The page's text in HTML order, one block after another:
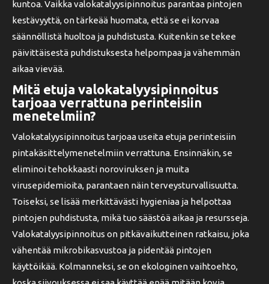
kuntoa. Vaikka valokatalyysipinnoitus parantaa pintojen
kestävyyttä, on tärkeää huomata, että se ei korvaa
säännöllistä huoltoa ja puhdistusta. Kuitenkin se tekee
päivittäisestä puhdistuksesta helpompaa ja vähemmän
aikaa vievää.
Mitä etuja valokatalyysipinnoitus
tarjoaa verrattuna perinteisiin
menetelmiin?
Valokatalyysipinnoitus tarjoaa useita etuja perinteisiin
pintakäsittelymenetelmiin verrattuna. Ensinnäkin, se
eliminoi tehokkaasti noroviruksen ja muita
virusepidemioita, parantaen näin terveysturvallisuutta.
Toiseksi, se lisää merkittävästi hygieniaa ja helpottaa
pintojen puhdistusta, mikä tuo säästöä aikaa ja resursseja.
Valokatalyysipinnoitus on pitkävaikutteinen ratkaisu, joka
vähentää mikrobikasvustoa ja pidentää pintojen
käyttöikää. Kolmanneksi, se on ekologinen vaihtoehto,